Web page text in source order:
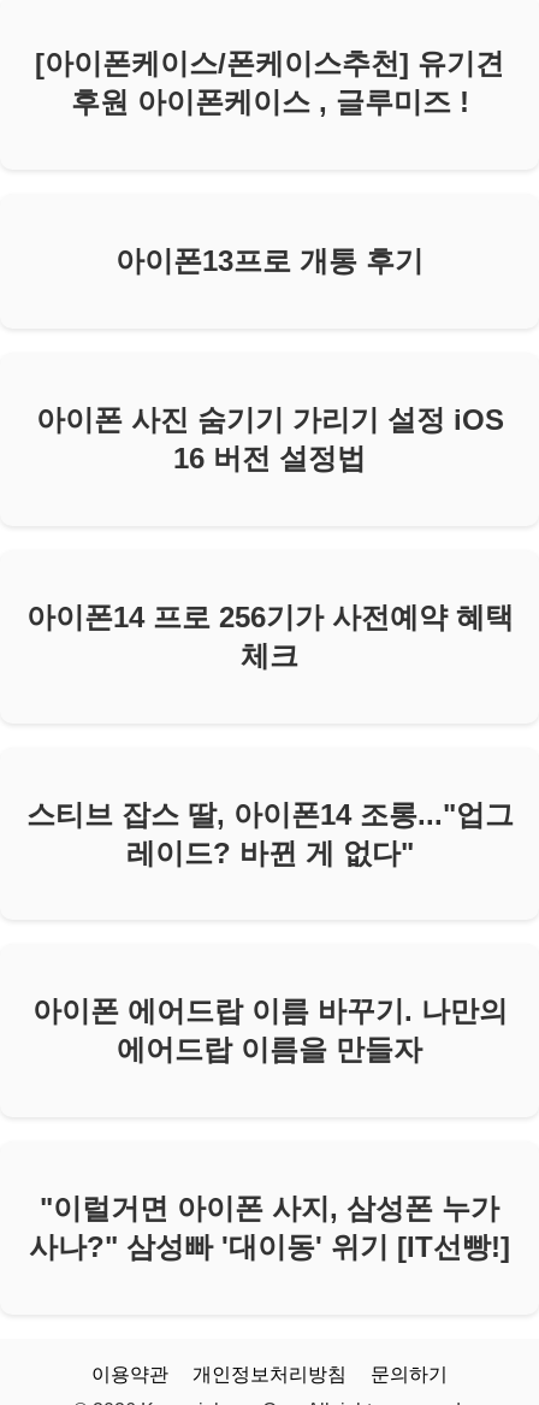
[아이폰케이스/폰케이스추천] 유기견
후원 아이폰케이스 , 글루미즈 !
아이폰13프로 개통 후기
아이폰 사진 숨기기 가리기 설정 iOS
16 버전 설정법
아이폰14 프로 256기가 사전예약 혜택
체크
스티브 잡스 딸, 아이폰14 조롱..."업그
레이드? 바뀐 게 없다"
아이폰 에어드랍 이름 바꾸기. 나만의
에어드랍 이름을 만들자
"이럴거면 아이폰 사지, 삼성폰 누가
사나?" 삼성빠 '대이동' 위기 [IT선빵!]
이용약관 개인정보처리방침
문의하기